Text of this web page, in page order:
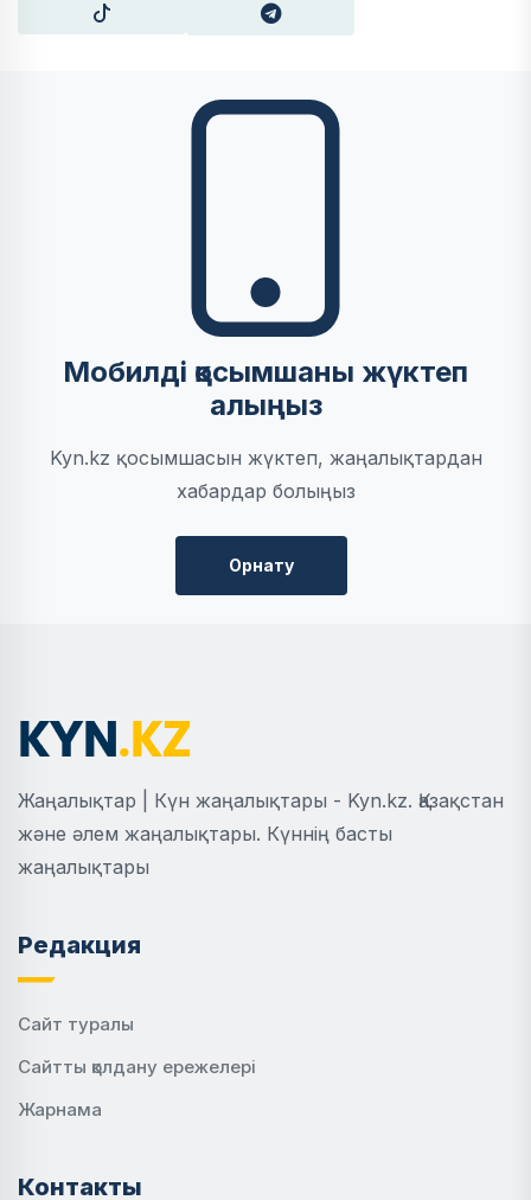
Мобилді қосымшаны жүктеп
алыңыз
Kyn.kz қосымшасын жүктеп, жаңалықтардан
хабардар болыңыз
Орнату
Жаңалықтар | Күн жаңалықтары - Kyn.kz. Қазақстан
және әлем жаңалықтары. Күннің басты
жаңалықтары
Редакция
Сайт туралы
Сайтты қолдану ережелері
Жарнама
Контакты